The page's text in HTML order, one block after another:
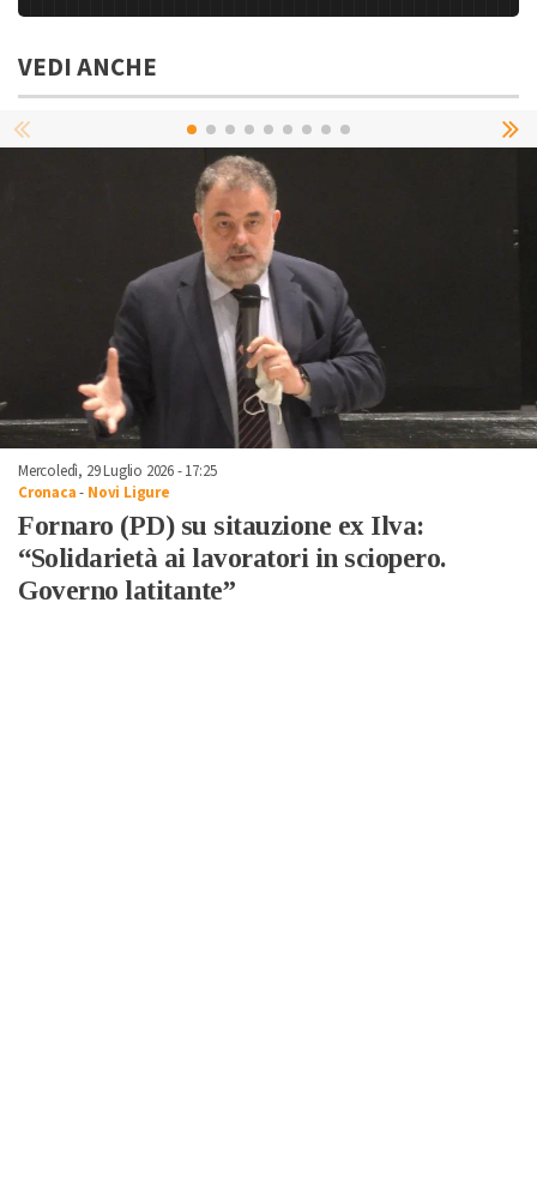
VEDI ANCHE
Mercoledì, 29 Luglio 2026 - 17:25
Cronaca- Novi Ligure
Fornaro (PD) su sitauzione ex Ilva:
“Solidarietà ai lavoratori in sciopero.
Governo latitante”